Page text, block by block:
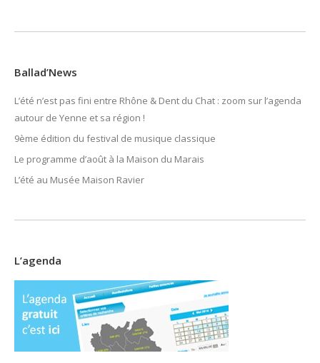
Ballad’News
L’été n’est pas fini entre Rhône & Dent du Chat : zoom sur l’agenda
autour de Yenne et sa région !
9ème édition du festival de musique classique
Le programme d’août à la Maison du Marais
L’été au Musée Maison Ravier
L’agenda